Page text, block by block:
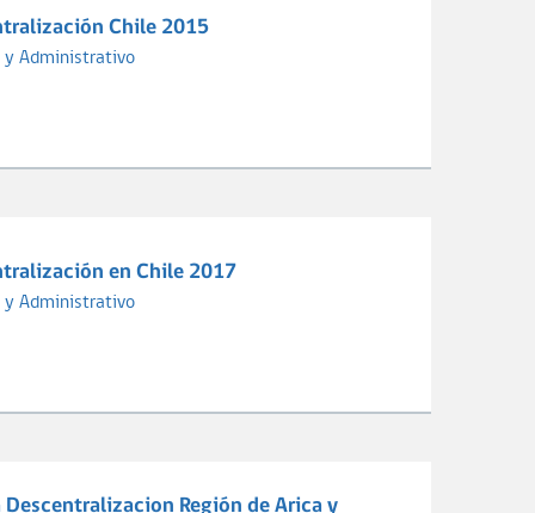
Chile 2015
y Administrativo
en Chile 2017
y Administrativo
Región de Arica y